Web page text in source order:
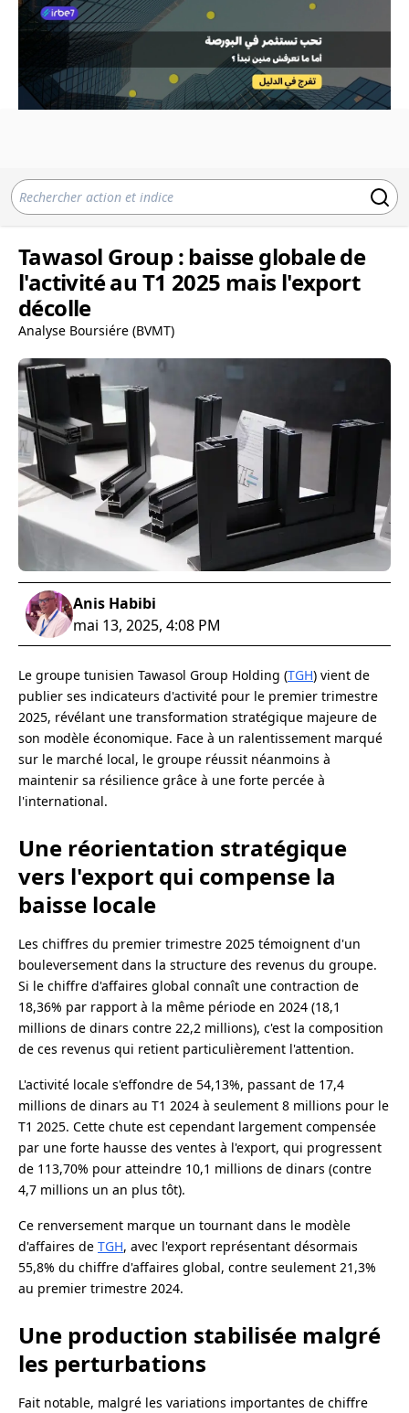
Tawasol Group : baisse globale de
l'activité au T1 2025 mais l'export
décolle
Analyse Boursiére (BVMT)
Anis Habibi
mai 13, 2025, 4:08 PM
Le groupe tunisien Tawasol Group Holding (TGH) vient de
publier ses indicateurs d'activité pour le premier trimestre
2025, révélant une transformation stratégique majeure de
son modèle économique. Face à un ralentissement marqué
sur le marché local, le groupe réussit néanmoins à
maintenir sa résilience grâce à une forte percée à
l'international.
Une réorientation stratégique
vers l'export qui compense la
baisse locale
Les chiffres du premier trimestre 2025 témoignent d'un
bouleversement dans la structure des revenus du groupe.
Si le chiffre d'affaires global connaît une contraction de
18,36% par rapport à la même période en 2024 (18,1
millions de dinars contre 22,2 millions), c'est la composition
de ces revenus qui retient particulièrement l'attention.
L'activité locale s'effondre de 54,13%, passant de 17,4
millions de dinars au T1 2024 à seulement 8 millions pour le
T1 2025. Cette chute est cependant largement compensée
par une forte hausse des ventes à l'export, qui progressent
de 113,70% pour atteindre 10,1 millions de dinars (contre
4,7 millions un an plus tôt).
Ce renversement marque un tournant dans le modèle
d'affaires de TGH, avec l'export représentant désormais
55,8% du chiffre d'affaires global, contre seulement 21,3%
au premier trimestre 2024.
Une production stabilisée malgré
les perturbations
Fait notable, malgré les variations importantes de chiffre